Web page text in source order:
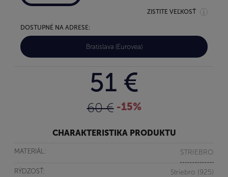
ZISTITE VEĽKOSŤ
DOSTUPNÉ NA ADRESE:
Bratislava (Eurovea)
51 €
60 € -15%
CHARAKTERISTIKA PRODUKTU
MATERIÁL: STRIEBRO
RÝDZOSŤ: Striebro (925)